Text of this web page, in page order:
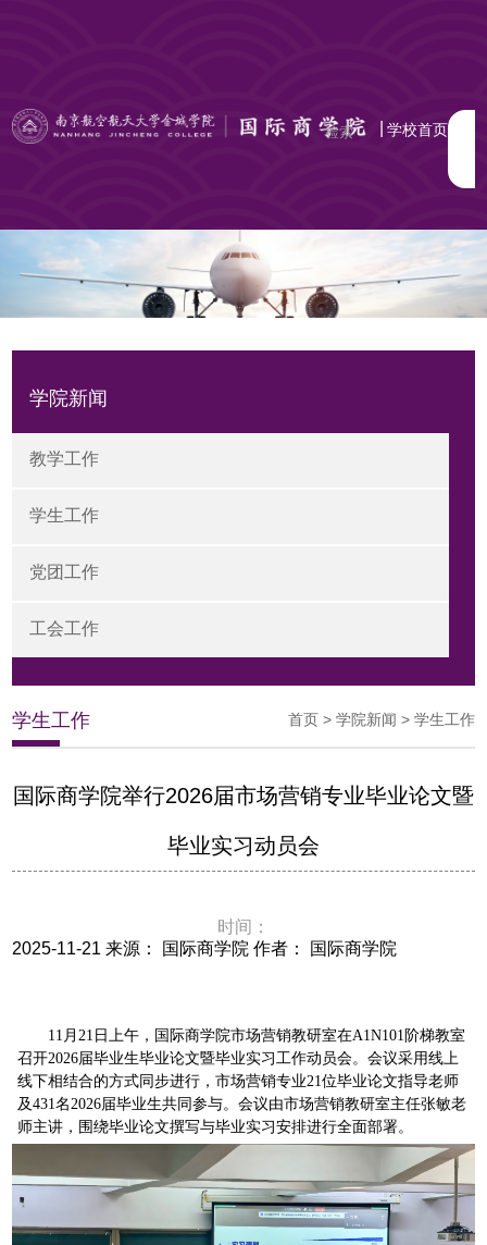
学校首页
学院新闻
教学工作
学生工作
党团工作
工会工作
学生工作 首页> 学院新闻 > 学生工作
国际商学院举行2026届市场营销专业毕业论文暨
毕业实习动员会
时间：
2025-11-21 来源： 国际商学院 作者： 国际商学院
11月21日上午，国际商学院市场营销教研室在A1N101阶梯教室
召开2026届毕业生毕业论文暨毕业实习工作动员会。会议采用线上
线下相结合的方式同步进行，市场营销专业21位毕业论文指导老师
及431名2026届毕业生共同参与。会议由市场营销教研室主任张敏老
师主讲，围绕毕业论文撰写与毕业实习安排进行全面部署。